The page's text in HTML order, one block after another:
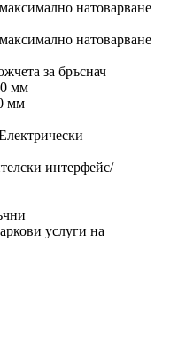
натоварване
натоварване
за бръснач
мм
мм
интерфейс/
услуги на